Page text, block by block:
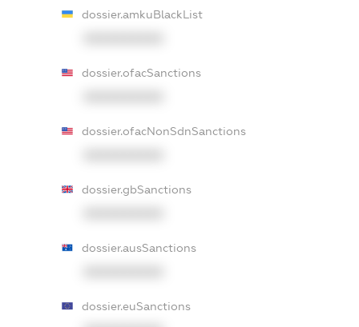
dossier.amkuBlackList
dossier.ofacSanctions
dossier.ofacNonSdnSanctions
dossier.gbSanctions
dossier.ausSanctions
dossier.euSanctions